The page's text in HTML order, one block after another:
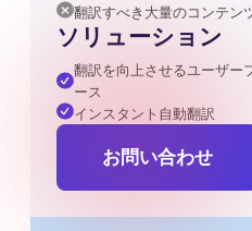
翻訳すべき大量のコンテン
ソリューション
翻訳を向上させるユーザー
ース
インスタント自動翻訳
お問い合わせ